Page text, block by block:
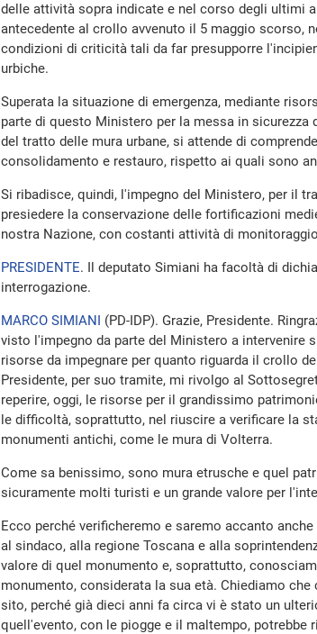
delle attività sopra indicate e nel corso degli ultimi
antecedente al crollo avvenuto il 5 maggio scorso,
condizioni di criticità tali da far presupporre
urbiche.
Superata la situazione di emergenza, mediante
parte di questo Ministero per la messa in
del tratto delle mura urbane, si attende di
consolidamento e restauro, rispetto ai quali sono
Si ribadisce, quindi, l'impegno del Ministero, per il
presiedere la conservazione delle fortificazioni
nostra Nazione, con costanti attività di
PRESIDENTE. Il deputato Simiani ha facoltà di
interrogazione.
MARCO SIMIANI (PD-IDP). Grazie, Presidente.
visto l'impegno da parte del Ministero a intervenire
risorse da impegnare per quanto riguarda il crollo
Presidente, per suo tramite, mi rivolgo al
reperire, oggi, le risorse per il grandissimo
le difficoltà, soprattutto, nel riuscire a verificare la
monumenti antichi, come le mura di Volterra.
Come sa benissimo, sono mura etrusche e quel
sicuramente molti turisti e un grande valore per
Ecco perché verificheremo e saremo accanto
al sindaco, alla regione Toscana e alla
valore di quel monumento e, soprattutto,
monumento, considerata la sua età. Chiediamo
sito, perché già dieci anni fa circa vi è stato un
quell'evento, con le piogge e il maltempo, potrebbe